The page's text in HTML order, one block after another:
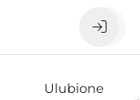
Ulubione